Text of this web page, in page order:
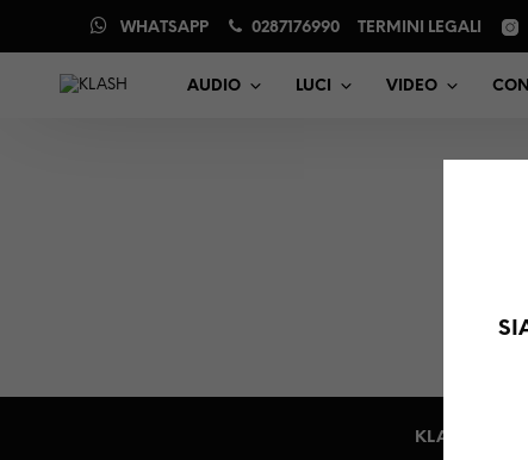
WHATSAPP 0287176990 TERMINI LEGALI
AUDIO LUCI VIDEO
KLASH SRL -